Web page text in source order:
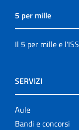
5 per mille
Il 5 per mille e l'ISS
SERVIZI
Aule
Bandi e concorsi